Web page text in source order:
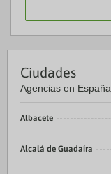
Ciudades
Agencias en España
Albacete
Alcalá de Guadaíra